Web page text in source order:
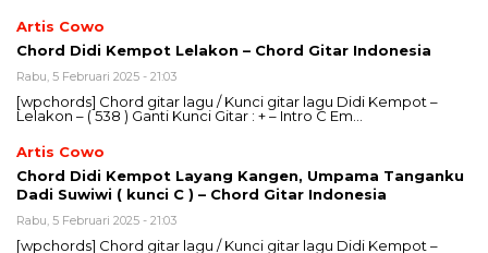
Artis Cowo
Chord Didi Kempot Lelakon – Chord Gitar Indonesia
Rabu, 5 Februari 2025 - 21:03
[wpchords] Chord gitar lagu / Kunci gitar lagu Didi Kempot –
Lelakon – ( 538 ) Ganti Kunci Gitar : + – Intro C Em…
Artis Cowo
Chord Didi Kempot Layang Kangen, Umpama Tanganku
Dadi Suwiwi ( kunci C ) – Chord Gitar Indonesia
Rabu, 5 Februari 2025 - 21:03
[wpchords] Chord gitar lagu / Kunci gitar lagu Didi Kempot –